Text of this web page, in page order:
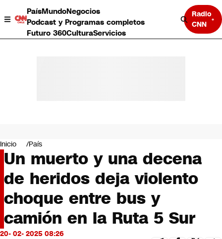
PaísMundoNegocios
Podcast y Programas completos
Futuro 360CulturaServicios
Radio
CNN
Negocios
Deportes
Programas completos
Cultura
Servicios
Bits
CNN Data
CNN tiempo
Futuro 360
Inicio País
Un muerto y una decena
de heridos deja violento
choque entre bus y
camión en la Ruta 5 Sur
20- 02- 2025 08:26